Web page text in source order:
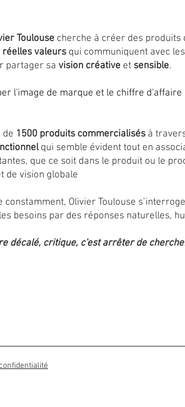
Toulouse cherche à créer des produits
réelles valeurs qui communiquent avec
partager sa vision créative et sensible.
l'image de marque et le chiffre
de 1500 produits commercialisés à
qui semble évident tout en
que ce soit dans le produit ou le
de vision globale
constamment, Olivier Toulouse
besoins par des réponses naturelles,
décalé, critique, c'est arrêter de